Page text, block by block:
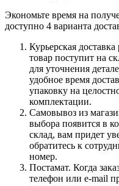
Экономьте время на
доступно 4 варианта
Курьерская
товар поступит на
для уточнения
удобное время
упаковку на
комплектации.
Самовывоз из
выбора появится в
склад, вам придет
обратитесь к
номер.
Постамат. Когда
телефон или e-mail